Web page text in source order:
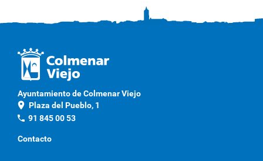
Ayuntamiento de Colmenar Viejo
location_on Plaza del Pueblo, 1
phone 91 845 00 53
Contacto